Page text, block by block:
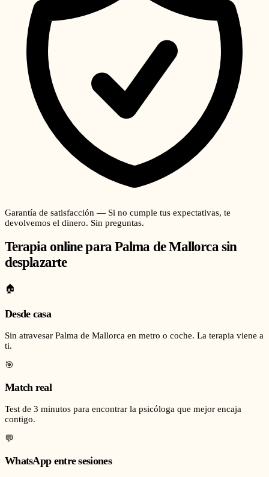
Garantía de satisfacción — Si no cumple tus expectativas, te
devolvemos el dinero. Sin preguntas.
Terapia online paraPalma de Mallorcasin
desplazarte
🏠
Desde casa
Sin atravesar Palma de Mallorca en metro o coche. La terapia viene a
ti.
🎯
Match real
Test de 3 minutos para encontrar la psicóloga que mejor encaja
contigo.
💬
WhatsApp entre sesiones